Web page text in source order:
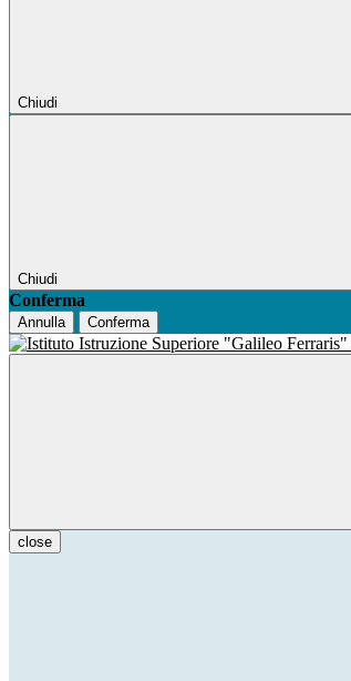
Chiudi
Chiudi
Conferma
Annulla Conferma
close